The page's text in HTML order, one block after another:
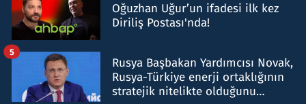
Oğuzhan Uğur’un ifadesi ilk kez
Diriliş Postası'nda!
Rusya Başbakan Yardımcısı Novak,
Rusya-Türkiye enerji ortaklığının
stratejik nitelikte olduğunu
5